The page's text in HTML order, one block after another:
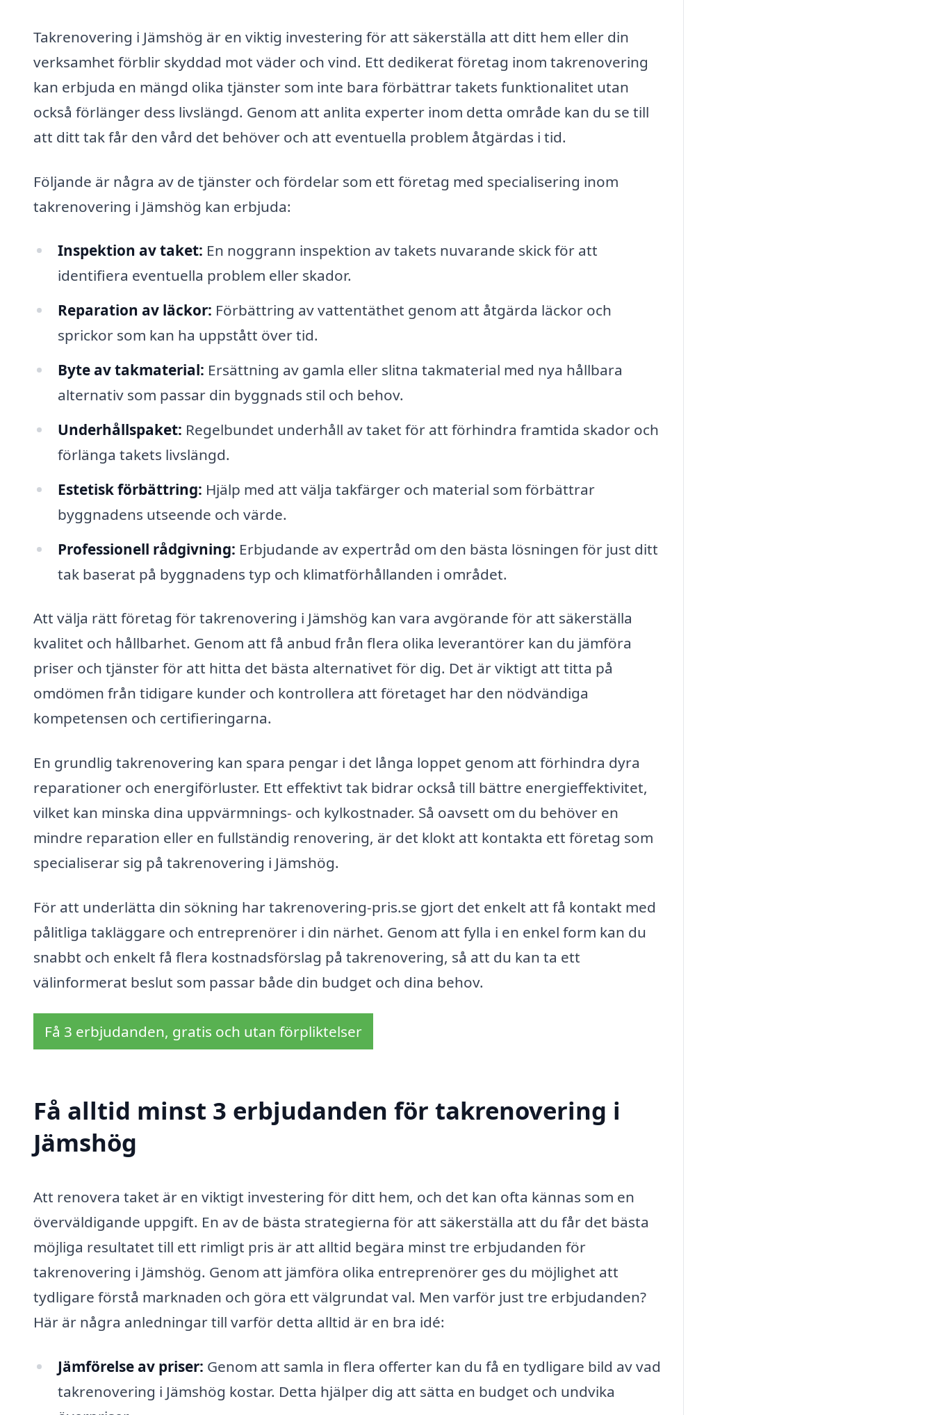
Takrenovering i Jämshög är en viktig investering för att säkerställa att ditt hem eller din
verksamhet förblir skyddad mot väder och vind. Ett dedikerat företag inom takrenovering
kan erbjuda en mängd olika tjänster som inte bara förbättrar takets funktionalitet utan
också förlänger dess livslängd. Genom att anlita experter inom detta område kan du se till
att ditt tak får den vård det behöver och att eventuella problem åtgärdas i tid.
Följande är några av de tjänster och fördelar som ett företag med specialisering inom
takrenovering i Jämshög kan erbjuda:
Inspektion av taket: En noggrann inspektion av takets nuvarande skick för att
identifiera eventuella problem eller skador.
Reparation av läckor: Förbättring av vattentäthet genom att åtgärda läckor och
sprickor som kan ha uppstått över tid.
Byte av takmaterial: Ersättning av gamla eller slitna takmaterial med nya hållbara
alternativ som passar din byggnads stil och behov.
Underhållspaket: Regelbundet underhåll av taket för att förhindra framtida skador och
förlänga takets livslängd.
Estetisk förbättring: Hjälp med att välja takfärger och material som förbättrar
byggnadens utseende och värde.
Professionell rådgivning: Erbjudande av expertråd om den bästa lösningen för just ditt
tak baserat på byggnadens typ och klimatförhållanden i området.
Att välja rätt företag för takrenovering i Jämshög kan vara avgörande för att säkerställa
kvalitet och hållbarhet. Genom att få anbud från flera olika leverantörer kan du jämföra
priser och tjänster för att hitta det bästa alternativet för dig. Det är viktigt att titta på
omdömen från tidigare kunder och kontrollera att företaget har den nödvändiga
kompetensen och certifieringarna.
En grundlig takrenovering kan spara pengar i det långa loppet genom att förhindra dyra
reparationer och energiförluster. Ett effektivt tak bidrar också till bättre energieffektivitet,
vilket kan minska dina uppvärmnings- och kylkostnader. Så oavsett om du behöver en
mindre reparation eller en fullständig renovering, är det klokt att kontakta ett företag som
specialiserar sig på takrenovering i Jämshög.
För att underlätta din sökning har takrenovering-pris.se gjort det enkelt att få kontakt med
pålitliga takläggare och entreprenörer i din närhet. Genom att fylla i en enkel form kan du
snabbt och enkelt få flera kostnadsförslag på takrenovering, så att du kan ta ett
välinformerat beslut som passar både din budget och dina behov.
Få 3 erbjudanden, gratis och utan förpliktelser
Få alltid minst 3 erbjudanden för takrenovering i
Jämshög
Att renovera taket är en viktigt investering för ditt hem, och det kan ofta kännas som en
överväldigande uppgift. En av de bästa strategierna för att säkerställa att du får det bästa
möjliga resultatet till ett rimligt pris är att alltid begära minst tre erbjudanden för
takrenovering i Jämshög. Genom att jämföra olika entreprenörer ges du möjlighet att
tydligare förstå marknaden och göra ett välgrundat val. Men varför just tre erbjudanden?
Här är några anledningar till varför detta alltid är en bra idé:
Jämförelse av priser: Genom att samla in flera offerter kan du få en tydligare bild av vad
takrenovering i Jämshög kostar. Detta hjälper dig att sätta en budget och undvika